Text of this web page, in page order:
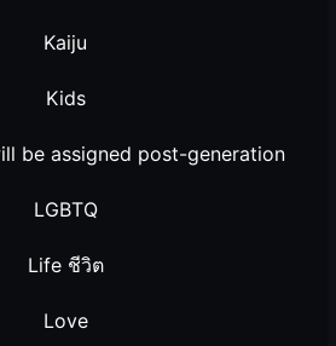
Kaiju
Kids
be assigned post-generation
LGBTQ
Life ชีวิต
Love